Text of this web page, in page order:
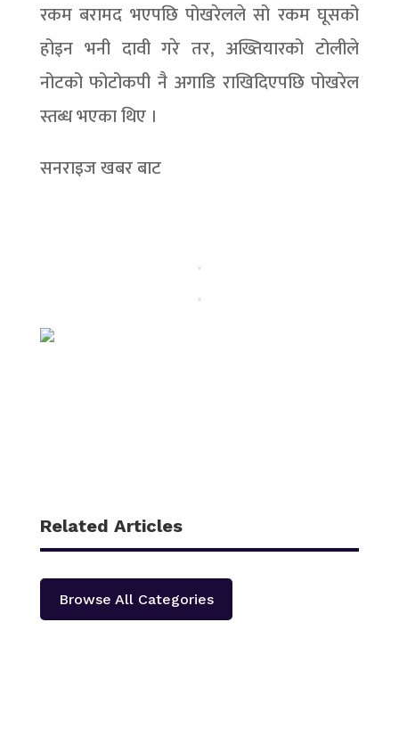
रकम बरामद भएपछि पोखरेलले सो रकम घूसको
होइन भनी दावी गरे तर, अख्तियारको टोलीले
नोटको फोटोकपी नै अगाडि राखिदिएपछि पोखरेल
स्तब्ध भएका थिए ।
सनराइज खबर बाट
Related Articles
Browse All Categories